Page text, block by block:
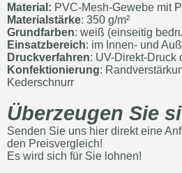
Material: PVC-Mesh-Gewebe mit
Materialstärke: 350 g/m²
Grundfarben: weiß (einseitig
Einsatzbereich: im Innen- und
Druckverfahren: UV-Direkt-Druck
Konfektionierung:
Kederschnurr
Überzeugen Sie
Senden Sie uns hier direkt eine
den Preisvergleich!
Es wird sich für Sie lohnen!